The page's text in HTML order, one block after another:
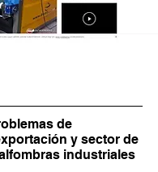
de
y sector de
industriales